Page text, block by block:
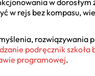
w rejs bez kompasu,
rozwiązywania
podręcznik szkoła
programowej.